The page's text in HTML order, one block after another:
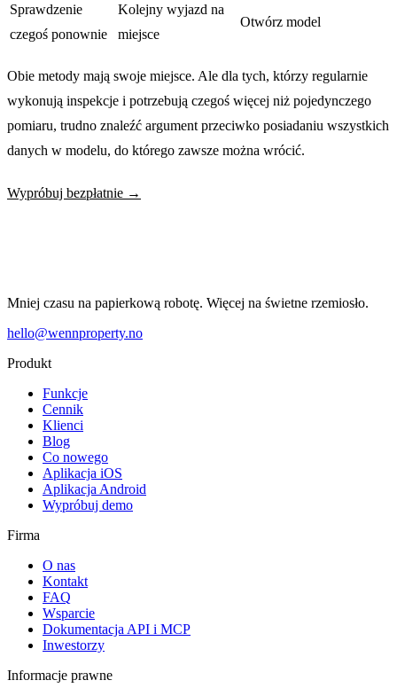
Sprawdzenie
czegoś ponownie
Kolejny wyjazd na
miejsce
Otwórz model
Obie metody mają swoje miejsce. Ale dla tych, którzy regularnie
wykonują inspekcje i potrzebują czegoś więcej niż pojedynczego
pomiaru, trudno znaleźć argument przeciwko posiadaniu wszystkich
danych w modelu, do którego zawsze można wrócić.
Wypróbuj bezpłatnie →
Mniej czasu na papierkową robotę. Więcej na świetne rzemiosło.
hello@wennproperty.no
Produkt
Funkcje
Cennik
Klienci
Blog
Co nowego
Aplikacja iOS
Aplikacja Android
Wypróbuj demo
Firma
O nas
Kontakt
FAQ
Wsparcie
Dokumentacja API i MCP
Inwestorzy
Informacje prawne